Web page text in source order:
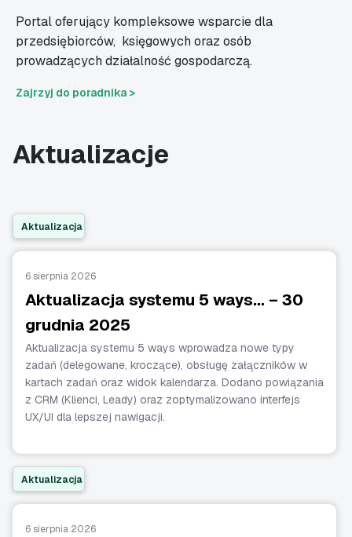
Portal oferujący kompleksowe wsparcie dla
przedsiębiorców, księgowych oraz osób
prowadzących działalność gospodarczą.
Zajrzyj do poradnika >
Aktualizacje
Aktualizacja
6 sierpnia 2026
Aktualizacja systemu 5 ways… – 30
grudnia 2025
Aktualizacja systemu 5 ways wprowadza nowe typy
zadań (delegowane, kroczące), obsługę załączników w
kartach zadań oraz widok kalendarza. Dodano powiązania
z CRM (Klienci, Leady) oraz zoptymalizowano interfejs
UX/UI dla lepszej nawigacji.
Aktualizacja
6 sierpnia 2026